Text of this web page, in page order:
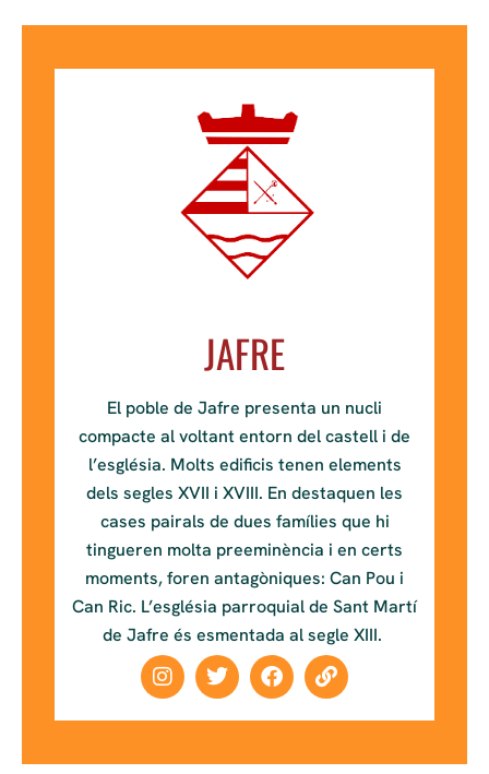
JAFRE
El poble de Jafre presenta un nucli
compacte al voltant entorn del castell i de
l’església. Molts edificis tenen elements
dels segles XVII i XVIII. En destaquen les
cases pairals de dues famílies que hi
tingueren molta preeminència i en certs
moments, foren antagòniques: Can Pou i
Can Ric. L’església parroquial de Sant Martí
de Jafre és esmentada al segle XIII.